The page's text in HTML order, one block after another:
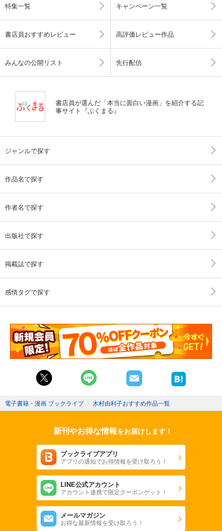
特集一覧 キャンペーン一覧
書店員おすすめレビュー 高評価レビュー作品
みんなの公開リスト 先行配信
書店員が選んだ「本当に面白い漫画」を紹介する記
事サイト『ぶくまる』
ジャンルで探す
作品名で探す
作者名で探す
出版社で探す
掲載誌で探す
感情タグで探す
電子書籍・漫画 ブックライブ 〉 木村由利子おすすめ作品一覧
新刊やお得な情報をお届けします！
ブックライブアプリ
アプリの通知でお得情報を受け取ろう！
LINE公式アカウント
アカウント連携で限定クーポンゲット！
メールマガジン
お得な最新情報を受け取ろう！